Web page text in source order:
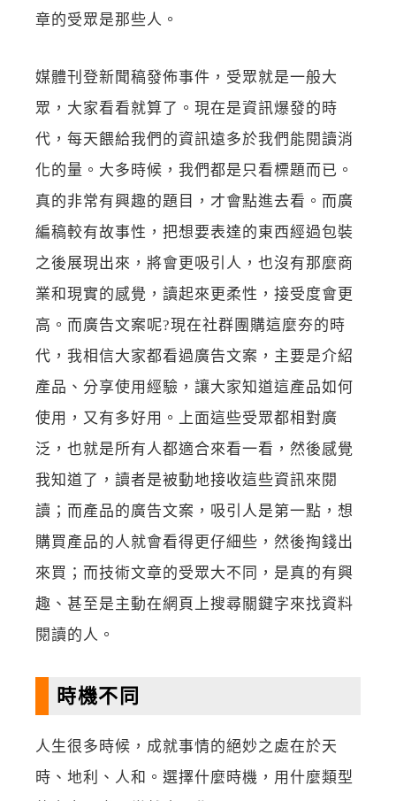
章的受眾是那些人。
媒體刊登新聞稿發佈事件，受眾就是一般大
眾，大家看看就算了。現在是資訊爆發的時
代，每天餵給我們的資訊遠多於我們能閱讀消
化的量。大多時候，我們都是只看標題而已。
真的非常有興趣的題目，才會點進去看。而廣
編稿較有故事性，把想要表達的東西經過包裝
之後展現出來，將會更吸引人，也沒有那麼商
業和現實的感覺，讀起來更柔性，接受度會更
高。而廣告文案呢?現在社群團購這麼夯的時
代，我相信大家都看過廣告文案，主要是介紹
產品、分享使用經驗，讓大家知道這產品如何
使用，又有多好用。上面這些受眾都相對廣
泛，也就是所有人都適合來看一看，然後感覺
我知道了，讀者是被動地接收這些資訊來閱
讀；而產品的廣告文案，吸引人是第一點，想
購買產品的人就會看得更仔細些，然後掏錢出
來買；而技術文章的受眾大不同，是真的有興
趣、甚至是主動在網頁上搜尋關鍵字來找資料
閱讀的人。
時機不同
人生很多時候，成就事情的絕妙之處在於天
時、地利、人和。選擇什麼時機，用什麼類型